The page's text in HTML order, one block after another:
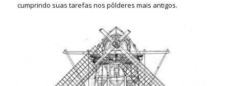
cumprindo suas tarefas nos pôlderes mais antigos.